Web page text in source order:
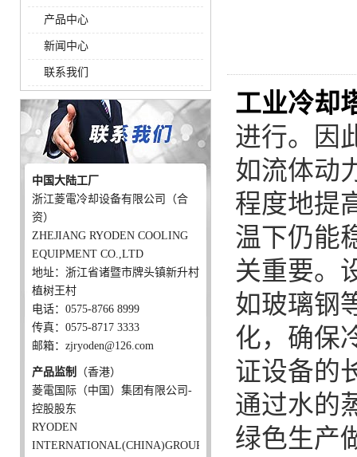
产品中心
新闻中心
联系我们
中国大陆工厂
浙江菱電冷却设备有限公司（合
资）
ZHEJIANG RYODEN COOLING
EQUIPMENT CO.,LTD
地址：浙江省诸暨市牌头镇新升村
植树王村
电话：0575-8766 8999
传真：0575-8717 3333
邮箱：zjryoden@126.com
产品监制
（香港）
菱電国际（中国）集团有限公司-
控股股东
RYODEN
INTERNATIONAL(CHINA)GROUP
工业冷却
进行。因
如流体动
程度地提
温下仍能
关重要。
如玻璃钢
化，确保
证设备的
通过水的
绿色生产